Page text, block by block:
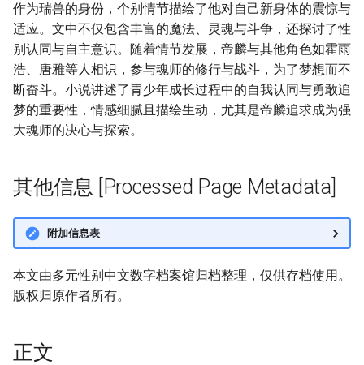
作为瑞兽的身份，个别情节描绘了他对自己新身体的震惊与
适应。文中不仅包含丰富的魔法、灵魂与斗争，还探讨了性
别认同与自主意识。随着情节发展，帝麟与其他角色如霍雨
浩、唐雅等人相识，参与魂师的修行与战斗，为了梦想而不
断奋斗。小说讲述了青少年成长过程中的自我认同与勇敢追
梦的重要性，情感细腻且描绘生动，尤其是帝麟追求成为强
大魂师的决心与探索。
其他信息 [Processed Page Metadata]
附加信息表
本文由多元性别中文数字档案馆归档整理，仅供存档使用。
版权归原作者所有。
正文